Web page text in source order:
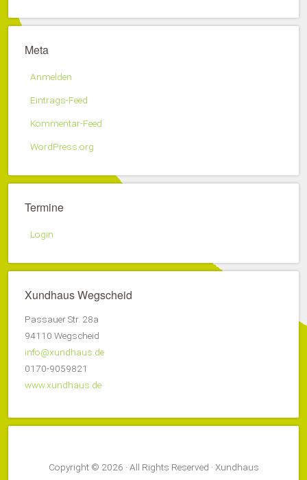
Meta
Anmelden
Eintrags-Feed
Kommentar-Feed
WordPress.org
Termine
Login
Xundhaus Wegscheid
Passauer Str. 28a
94110 Wegscheid
info@xundhaus.de
0170-9059821
www.xundhaus.de
Copyright © 2026 · All Rights Reserved · Xundhaus